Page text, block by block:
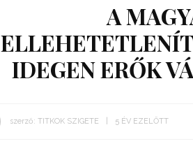
A
IDEGEN ERŐK
szerző: TITKOK SZIGETE 5 ÉV EZELŐTT